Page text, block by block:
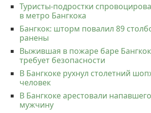
Туристы-подростки
в метро Бангкока
Бангкок: шторм повалил 89
ранены
Выжившая в пожаре баре
требует безопасности
В Бангкоке рухнул столетний
человек
В Бангкоке арестовали
мужчину